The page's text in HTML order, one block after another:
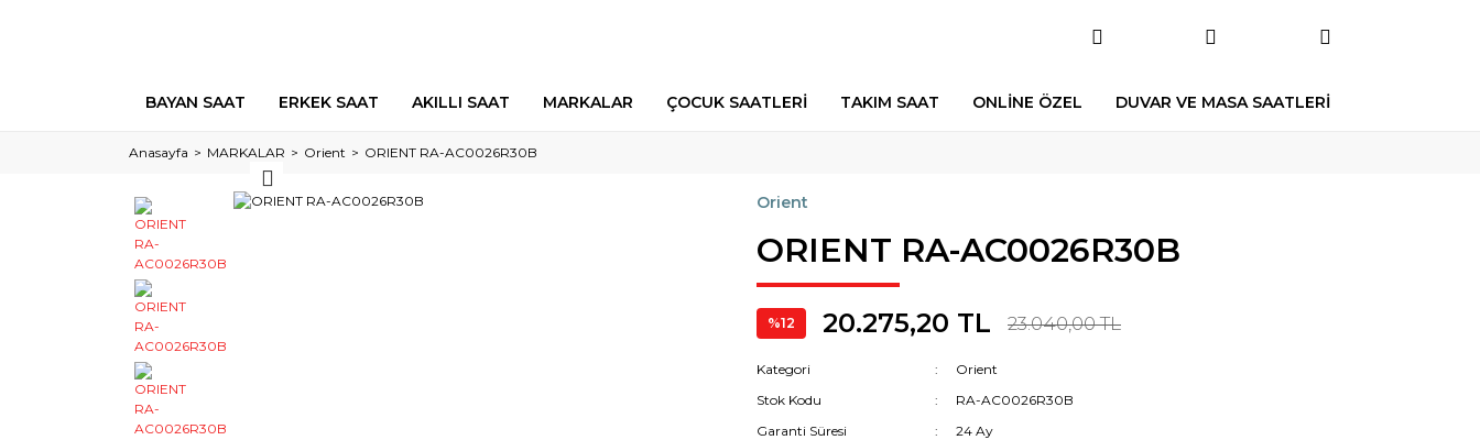
BAYAN SAAT ERKEK SAAT AKILLI SAAT MARKALAR ÇOCUK SAATLERİ TAKIM SAAT ONLİNE ÖZEL DUVAR VE MASA SAATLERİ
Anasayfa MARKALAR Orient ORIENT RA-AC0026R30B
Orient
ORIENT RA-AC0026R30B
%12 20.275,20 TL 23.040,00 TL
Kategori
Orient
Stok Kodu
RA-AC0026R30B
Garanti Süresi
24 Ay